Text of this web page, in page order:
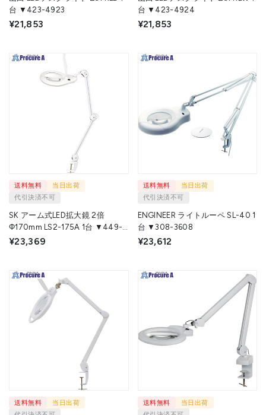
台 ▼423-4923
¥21,853
台 ▼423-4924
¥21,853
送料無料
当日出荷
代引決済不可
SK アーム式LED拡大鏡 2倍
Φ170mm LS2-175A 1台 ▼449-
5284
¥23,369
送料無料
当日出荷
代引決済不可
ENGINEER ライトルーペ SL-40 1
台 ▼308-3608
¥23,612
送料無料
当日出荷
送料無料
当日出荷